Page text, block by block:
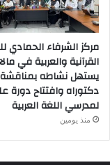
مركز الشرفاء الحمادي
القرآنية والعربية في
يستهل نشاطه بمناقشة
دكتوراه وافتتاح دورة
لمدرسي اللغة العربية
منذ يومين